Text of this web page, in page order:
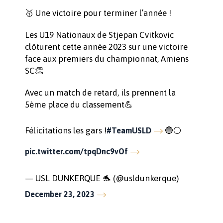
🥇 Une victoire pour terminer l’année !
Les U19 Nationaux de Stjepan Cvitkovic
clôturent cette année 2023 sur une victoire
face aux premiers du championnat, Amiens
SC👏
Avec un match de retard, ils prennent la
5ème place du classement💪
Félicitations les gars !#TeamUSLD 🔵⚪️
pic.twitter.com/tpqDnc9vOf
— USL DUNKERQUE 🐬 (@usldunkerque)
December 23, 2023